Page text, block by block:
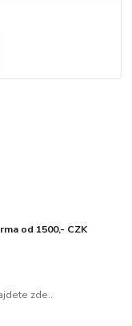
od 1500,- CZK
zde..